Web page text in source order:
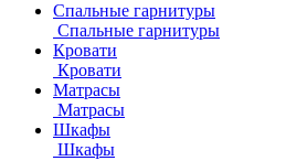
Спальные гарнитуры
Спальные гарнитуры
Кровати
Кровати
Матрасы
Матрасы
Шкафы
Шкафы